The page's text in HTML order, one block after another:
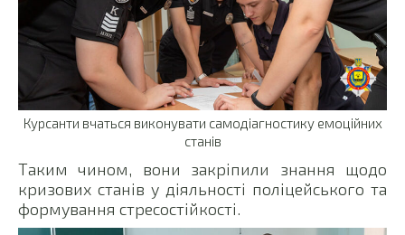
Курсанти вчаться виконувати самодіагностику емоційних
станів
Таким чином, вони закріпили знання щодо
кризових станів у діяльності поліцейського та
формування стресостійкості.